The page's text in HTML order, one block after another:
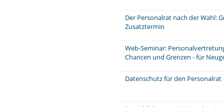
Der Personalrat nach der Wahl:
Zusatztermin
Web-Seminar:
Chancen und Grenzen - für
Datenschutz für den Personalrat